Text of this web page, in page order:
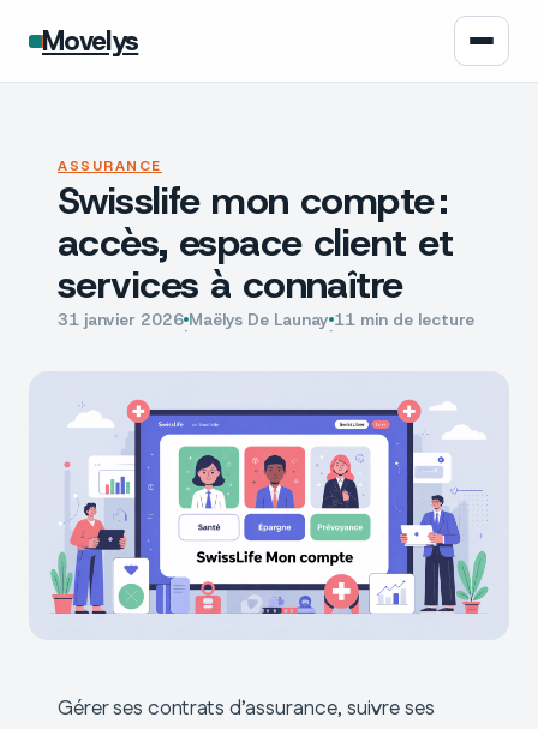
Movelys
Moto
Assurance
Écologie
ASSURANCE
Swisslife mon compte :
accès, espace client et
services à connaître
31 janvier 2026·Maëlys De Launay·11 min de lecture
Gérer ses contrats d’assurance, suivre ses